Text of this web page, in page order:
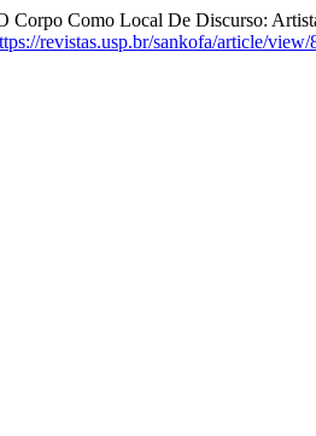
Corpo Como Local De Discurso:
revistas.usp.br/sankofa/article/view/